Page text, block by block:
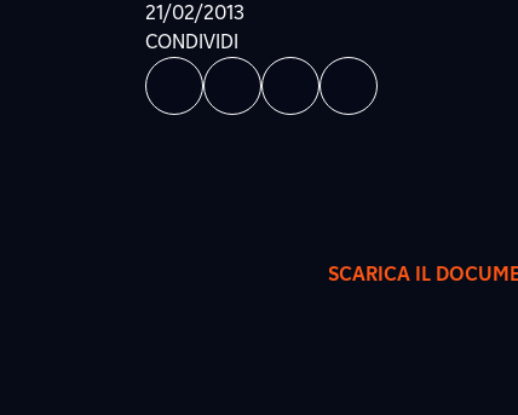
21/02/2013
CONDIVIDI
SCARICA IL